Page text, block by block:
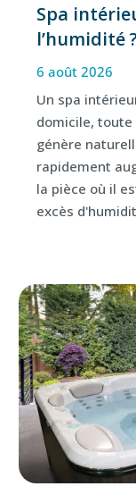
Spa
l’humidité
6 août 2026
Un spa
domicile, toute
génère
rapidement
la pièce où il
excès